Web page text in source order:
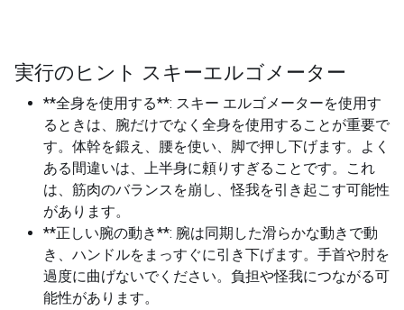
実行のヒント スキーエルゴメーター
**全身を使用する**: スキー エルゴメーターを使用す
るときは、腕だけでなく全身を使用することが重要で
す。体幹を鍛え、腰を使い、脚で押し下げます。よく
ある間違いは、上半身に頼りすぎることです。これ
は、筋肉のバランスを崩し、怪我を引き起こす可能性
があります。
**正しい腕の動き**: 腕は同期した滑らかな動きで動
き、ハンドルをまっすぐに引き下げます。手首や肘を
過度に曲げないでください。負担や怪我につながる可
能性があります。